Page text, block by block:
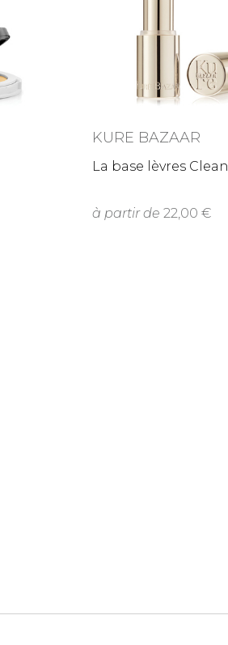
KURE BAZAAR
La base lèvres Clean
à partir de 22,00